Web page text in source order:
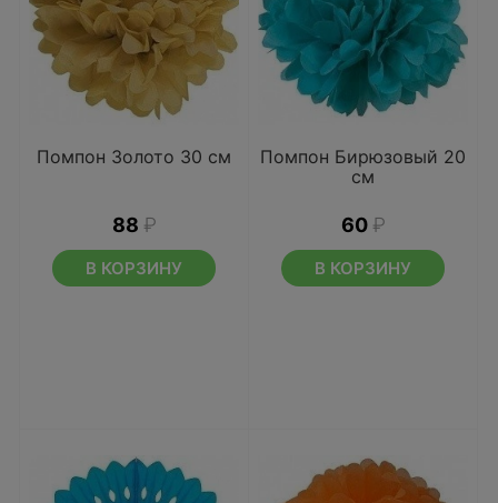
Помпон Золото 30 см
88 ₽
В КОРЗИНУ
Помпон Бирюзовый 20
см
60 ₽
В КОРЗИНУ